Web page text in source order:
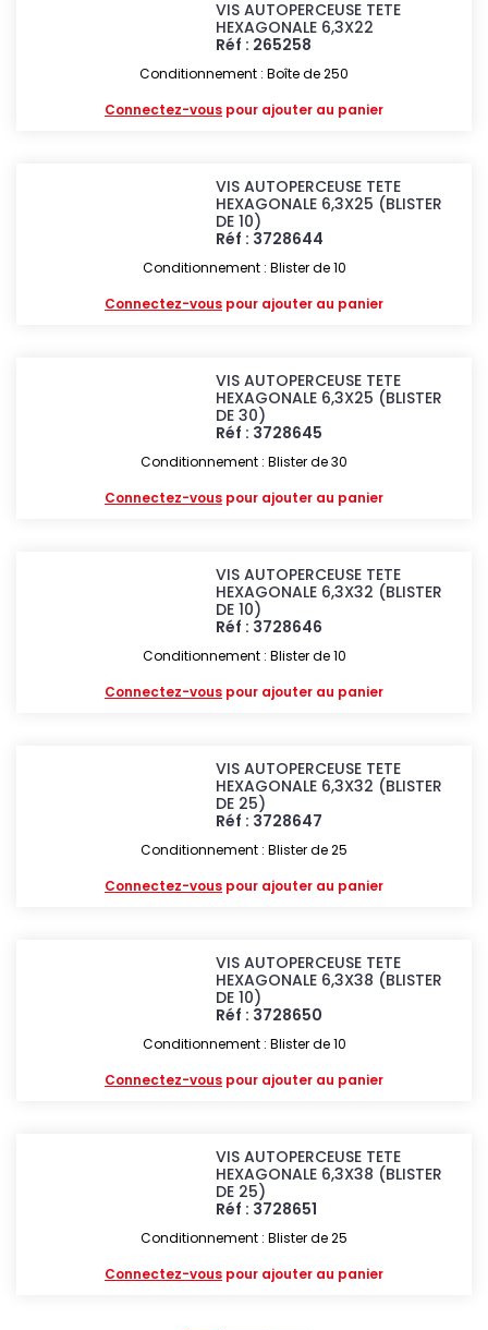
VIS AUTOPERCEUSE TETE
HEXAGONALE 6,3X22
Réf : 265258
Conditionnement : Boîte de 250
Connectez-vous pour ajouter au panier
VIS AUTOPERCEUSE TETE
HEXAGONALE 6,3X25 (BLISTER
DE 10)
Réf : 3728644
Conditionnement : Blister de 10
Connectez-vous pour ajouter au panier
VIS AUTOPERCEUSE TETE
HEXAGONALE 6,3X25 (BLISTER
DE 30)
Réf : 3728645
Conditionnement : Blister de 30
Connectez-vous pour ajouter au panier
VIS AUTOPERCEUSE TETE
HEXAGONALE 6,3X32 (BLISTER
DE 10)
Réf : 3728646
Conditionnement : Blister de 10
Connectez-vous pour ajouter au panier
VIS AUTOPERCEUSE TETE
HEXAGONALE 6,3X32 (BLISTER
DE 25)
Réf : 3728647
Conditionnement : Blister de 25
Connectez-vous pour ajouter au panier
VIS AUTOPERCEUSE TETE
HEXAGONALE 6,3X38 (BLISTER
DE 10)
Réf : 3728650
Conditionnement : Blister de 10
Connectez-vous pour ajouter au panier
VIS AUTOPERCEUSE TETE
HEXAGONALE 6,3X38 (BLISTER
DE 25)
Réf : 3728651
Conditionnement : Blister de 25
Connectez-vous pour ajouter au panier